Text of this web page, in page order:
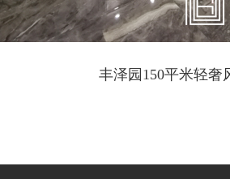
丰泽园150平米轻奢